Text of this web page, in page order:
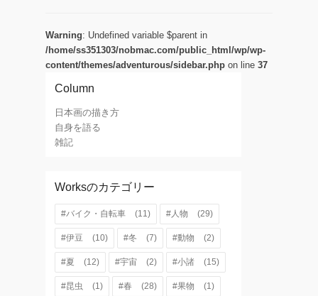
Warning: Undefined variable $parent in
/home/ss351303/nobmac.com/public_html/wp/wp-
content/themes/adventurous/sidebar.php on line 37
Column
日本画の描き方
自身を語る
雑記
Worksのカテゴリー
#バイク・自転車 (11) #人物 (29)
#伊豆 (10) #冬 (7) #動物 (2)
#夏 (12) #宇宙 (2) #小諸 (15)
#昆虫 (1) #春 (28) #果物 (1)